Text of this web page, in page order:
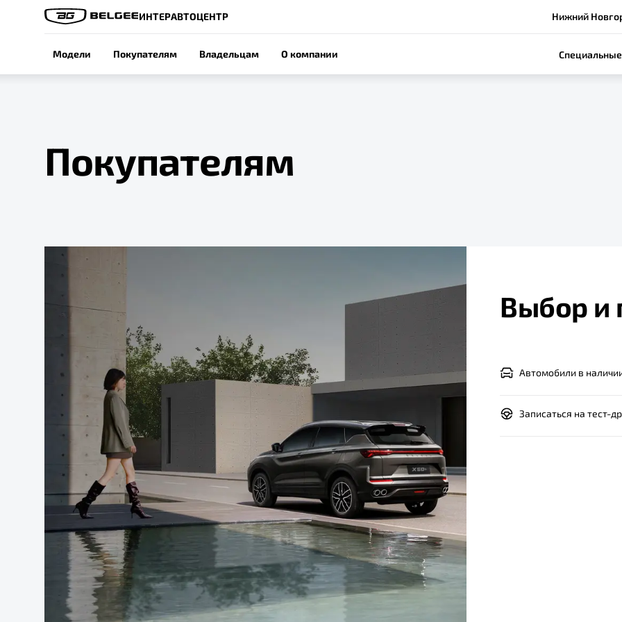
ИНТЕРАВТОЦЕНТР Нижний
Модели Покупателям Владельцам О компании
Покупателям
Выбор и
Автомобили в
Записаться на тест-